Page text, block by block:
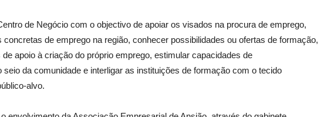
de Negócio com o objectivo de apoiar os visados na procura de emprego,
concretas de emprego na região, conhecer possibilidades ou ofertas de formação,
apoio à criação do próprio emprego, estimular capacidades de
seio da comunidade e interligar as instituições de formação com o tecido
alvo.